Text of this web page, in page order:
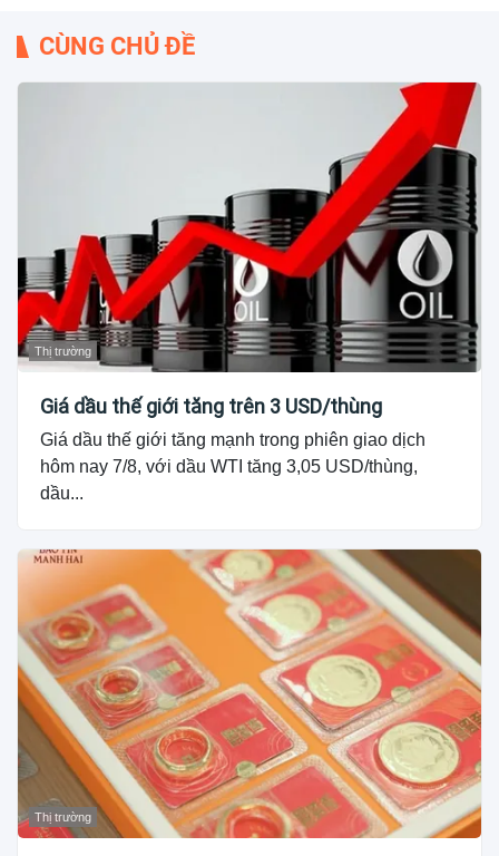
CÙNG CHỦ ĐỀ
Thị trường
Giá dầu thế giới tăng trên 3 USD/thùng
Giá dầu thế giới tăng mạnh trong phiên giao dịch
hôm nay 7/8, với dầu WTI tăng 3,05 USD/thùng,
dầu...
Thị trường